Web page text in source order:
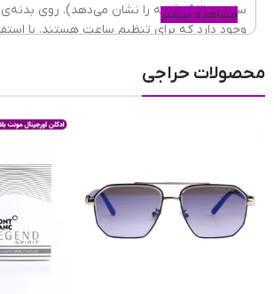
ساعت 9:30 دقیقه را نشان می‌دهد). روی
وجود دارد که برای تنظیم ساعت هستند. با
انجینبالای صفحه ساعت دیده می‌شود.
مشاهده بیشتر
محصولات حراجی